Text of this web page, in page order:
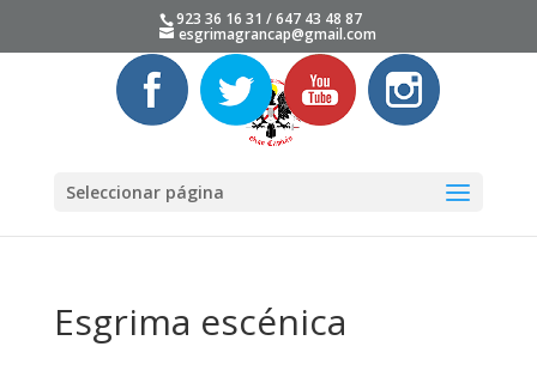
923 36 16 31 / 647 43 48 87
esgrimagrancap@gmail.com
Seleccionar página
Esgrima escénica